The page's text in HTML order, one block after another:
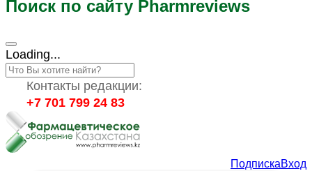
Поиск по сайту Pharmreviews
Loading...
Контакты редакции:
+7 701 799 24 83
ПодпискаВход